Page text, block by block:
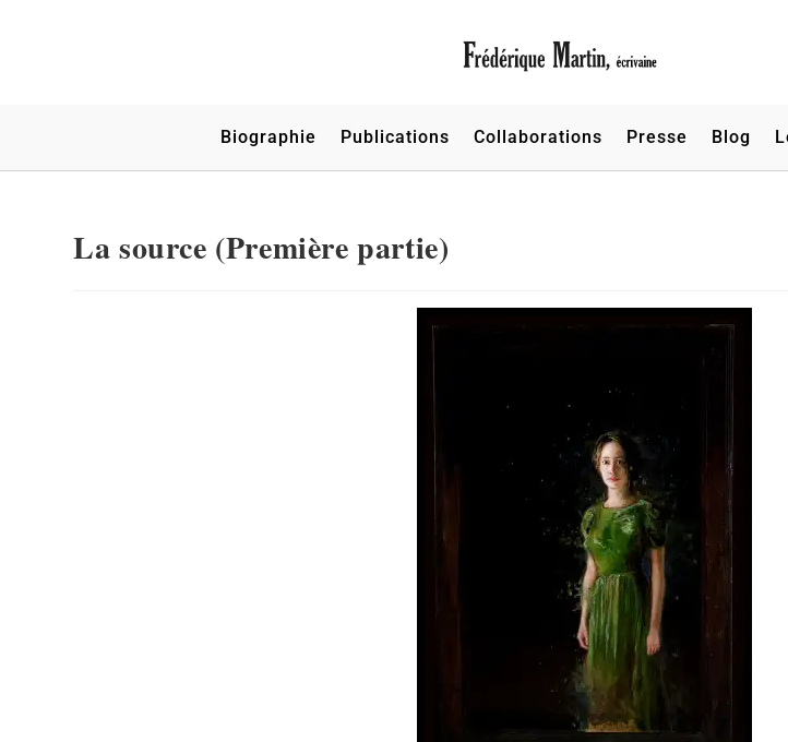
Biographie Publications Collaborations Presse Blog
La source (Première partie)